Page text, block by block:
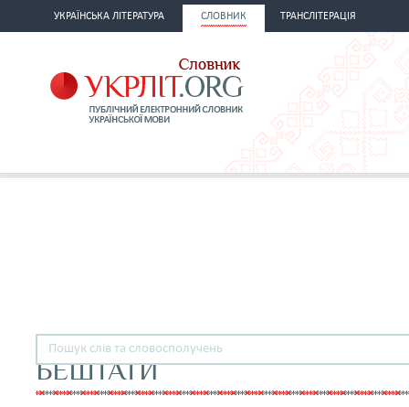
УКРАЇНСЬКА ЛІТЕРАТУРА СЛОВНИК ТРАНСЛІТЕРАЦІЯ
БЕШТАТИ